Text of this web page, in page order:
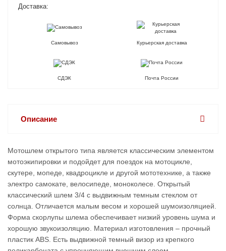
Доставка:
Самовывоз Курьерская доставка
СДЭК Почта России
Описание
Мотошлем открытого типа является классическим элементом
мотоэкипировки и подойдет для поездок на мотоцикле,
скутере, мопеде, квадроцикле и другой мототехнике, а также
электро самокате, велосипеде, моноколесе. Открытый
классический шлем 3/4 с выдвижным темным стеклом от
солнца. Отличается малым весом и хорошей шумоизоляцией.
Форма скорлупы шлема обеспечивает низкий уровень шума и
хорошую звукоизоляцию. Материал изготовления – прочный
пластик ABS. Есть выдвижной темный визор из крепкого